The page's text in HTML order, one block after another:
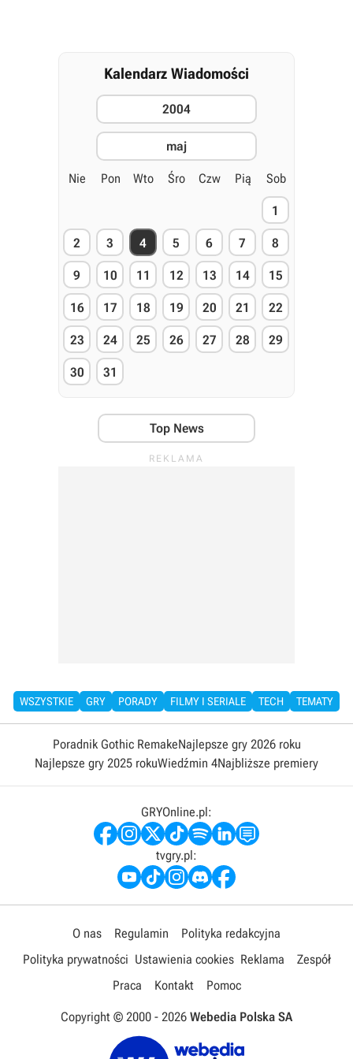
Kalendarz Wiadomości
2004
maj
Nie Pon Wto Śro Czw Pią Sob
1
2 3 4 5 6 7 8
9 10 11 12 13 14 15
16 17 18 19 20 21 22
23 24 25 26 27 28 29
30 31
Top News
WSZYSTKIE GRY PORADY FILMY I SERIALE TECH TEMATY
Poradnik Gothic RemakeNajlepsze gry 2026 roku
Najlepsze gry 2025 rokuWiedźmin 4Najbliższe premiery
GRYOnline.pl:
tvgry.pl:
O nas Regulamin
Polityka redakcyjna
Polityka prywatności Ustawienia cookies Reklama
Zespół
Praca
Kontakt Pomoc
Copyright © 2000 - 2026 Webedia Polska SA